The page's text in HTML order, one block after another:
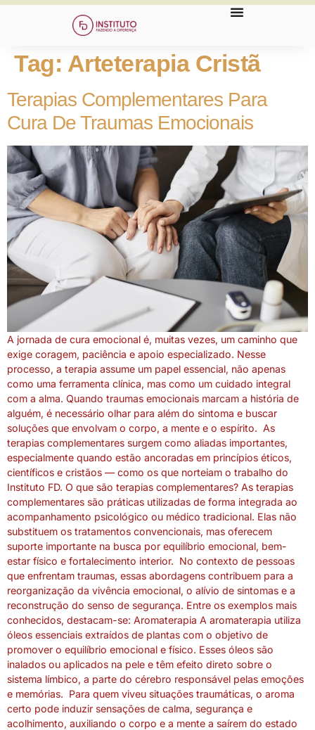
Tag: Arteterapia Cristã
Terapias Complementares Para
Cura De Traumas Emocionais
A jornada de cura emocional é, muitas vezes, um caminho que
exige coragem, paciência e apoio especializado. Nesse
processo, a terapia assume um papel essencial, não apenas
como uma ferramenta clínica, mas como um cuidado integral
com a alma. Quando traumas emocionais marcam a história de
alguém, é necessário olhar para além do sintoma e buscar
soluções que envolvam o corpo, a mente e o espírito. As
terapias complementares surgem como aliadas importantes,
especialmente quando estão ancoradas em princípios éticos,
científicos e cristãos — como os que norteiam o trabalho do
Instituto FD. O que são terapias complementares? As terapias
complementares são práticas utilizadas de forma integrada ao
acompanhamento psicológico ou médico tradicional. Elas não
substituem os tratamentos convencionais, mas oferecem
suporte importante na busca por equilíbrio emocional, bem-
estar físico e fortalecimento interior. No contexto de pessoas
que enfrentam traumas, essas abordagens contribuem para a
reorganização da vivência emocional, o alívio de sintomas e a
reconstrução do senso de segurança. Entre os exemplos mais
conhecidos, destacam-se: Aromaterapia A aromaterapia utiliza
óleos essenciais extraídos de plantas com o objetivo de
promover o equilíbrio emocional e físico. Esses óleos são
inalados ou aplicados na pele e têm efeito direto sobre o
sistema límbico, a parte do cérebro responsável pelas emoções
e memórias. Para quem viveu situações traumáticas, o aroma
certo pode induzir sensações de calma, segurança e
acolhimento, auxiliando o corpo e a mente a saírem do estado